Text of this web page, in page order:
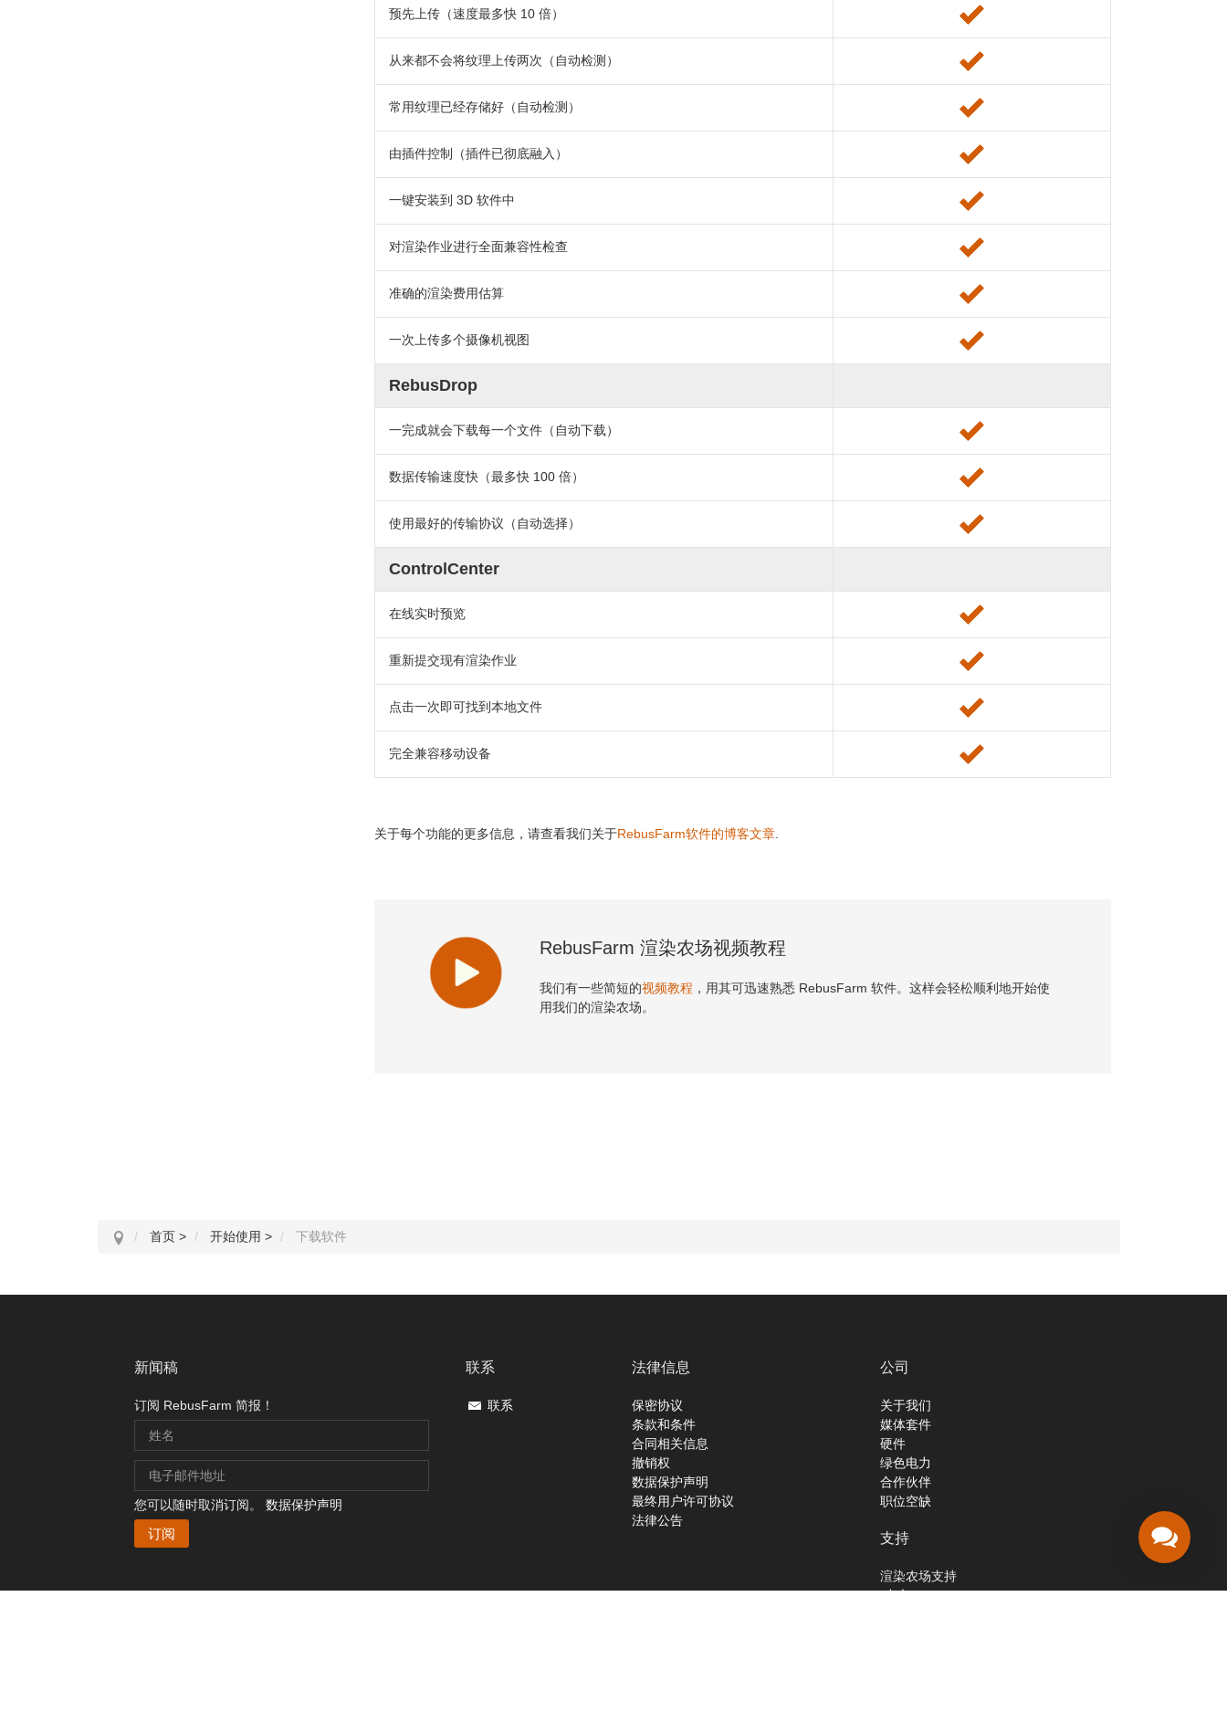
预先上传（速度最多快 10 倍）
从来都不会将纹理上传两次（自动检测）
常用纹理已经存储好（自动检测）
由插件控制（插件已彻底融入）
一键安装到 3D 软件中
对渲染作业进行全面兼容性检查
准确的渲染费用估算
一次上传多个摄像机视图
RebusDrop
一完成就会下载每一个文件（自动下载）
数据传输速度快（最多快 100 倍）
使用最好的传输协议（自动选择）
ControlCenter
在线实时预览
重新提交现有渲染作业
点击一次即可找到本地文件
完全兼容移动设备
关于每个功能的更多信息，请查看我们关于RebusFarm软件的博客文章.
RebusFarm 渲染农场视频教程
我们有一些简短的视频教程 ，用其可迅速熟悉 RebusFarm 软件。这样会轻松顺利地开始使
用我们的渲染农场。
首页 > 开始使用 > 下载软件
新闻稿
订阅 RebusFarm 简报！
您可以随时取消订阅。 数据保护声明
联系
联系
法律信息
保密协议
条款和条件
合同相关信息
撤销权
数据保护声明
最终用户许可协议
法律公告
公司
关于我们
媒体套件
硬件
绿色电力
合作伙伴
职位空缺
支持
渲染农场支持
(中文):